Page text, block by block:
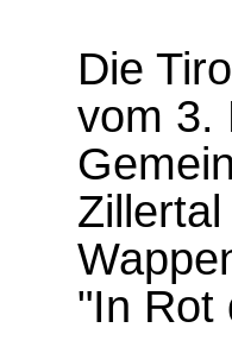
Die
vom 3.
"In Rot